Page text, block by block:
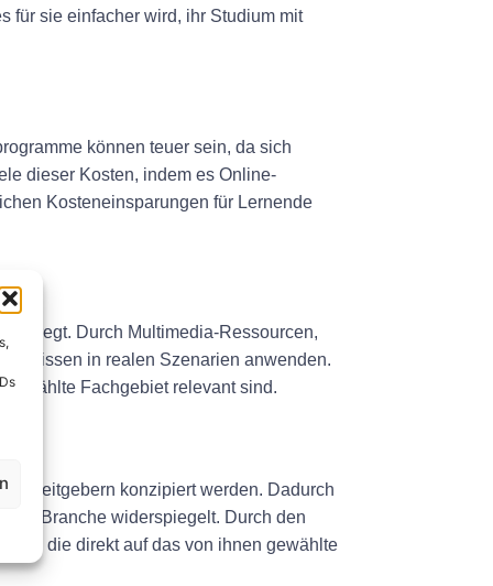
für sie einfacher wird, ihr Studium mit
können teuer sein, da sich
dieser Kosten, indem es Online-
Kosteneinsparungen für Lernende
anregt. Durch Multimedia-Ressourcen,
Wissen in realen Szenarien anwenden.
Fachgebiet relevant sind.
Arbeitgebern konzipiert werden. Dadurch
der Branche widerspiegelt. Durch den
die direkt auf das von ihnen gewählte